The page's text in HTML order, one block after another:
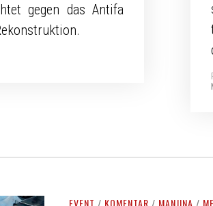
gegen das Antifa
EVENT / KOMENTAR / MANJINA /